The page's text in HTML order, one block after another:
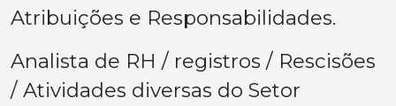
Atribuições e Responsabilidades.
Analista de RH / registros / Rescisões
/ Atividades diversas do Setor